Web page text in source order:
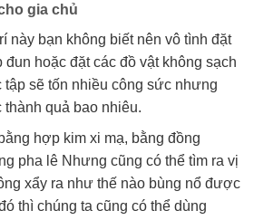
gia chủ
này bạn không biết nên vô tình đặt
đun hoặc đặt các đồ vật không sạch
tập sẽ tốn nhiều công sức nhưng
quả bao nhiêu.
hợp kim xi mạ, bằng đồng
pha lê Nhưng cũng có thể tìm ra vị
xẩy ra như thế nào bùng nổ được
thì chúng ta cũng có thể dùng